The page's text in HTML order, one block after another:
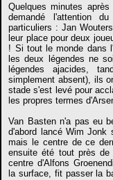
Quelques minutes
demandé l'attention
particuliers : Jan
leur place pour deux
! Si tout le monde dans
les deux légendes ne
légendes ajacides,
simplement absent), ils
stade s'est levé pour
les propres termes
Van Basten n'a pas eu
d'abord lancé Wim Jonk
mais le centre de ce
ensuite été tout près de
centre d'Alfons
la surface, fit passer la